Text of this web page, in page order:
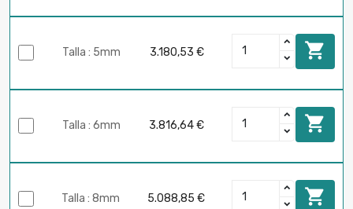
Talla : 5mm 3.180,53 € 
Talla : 6mm 3.816,64 € 
Talla : 8mm 5.088,85 € 